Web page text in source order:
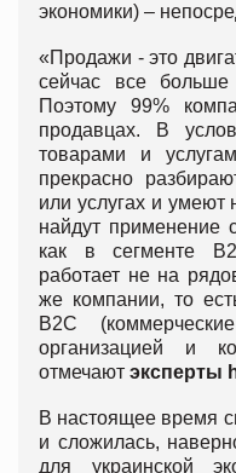
экономики) –
«Продажи - это
сейчас все
Поэтому 99%
продавцах. В
товарами и
прекрасно
или услугах и умеют
найдут применение
как в сегменте
работает не на
же компании, то
В2С
организацией и
отмечают эксперты
В настоящее время
и сложилась,
для украинской